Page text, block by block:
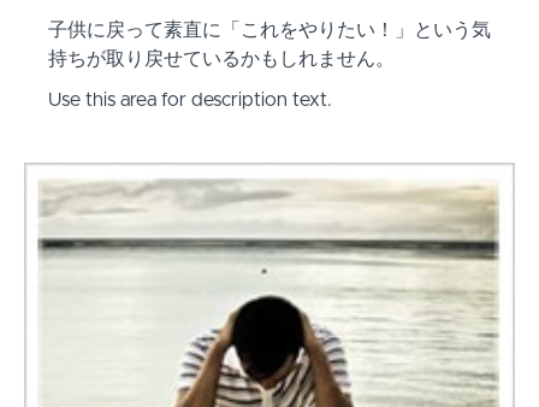
子供に戻って素直に「これをやりたい！」という気
持ちが取り戻せているかもしれません。
Use this area for description text.